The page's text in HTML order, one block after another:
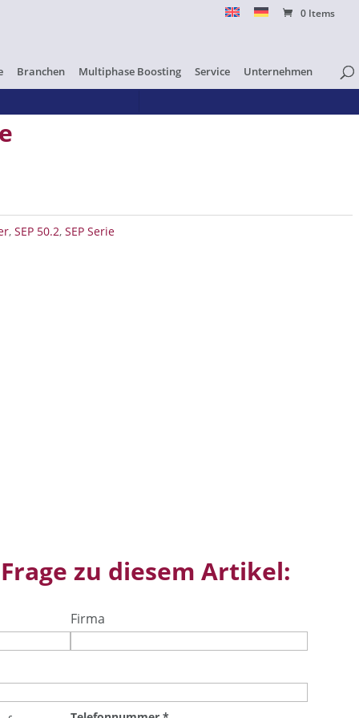
0 Items
Branchen Multiphase Boosting Service Unternehmen
,SEP 50.2,SEP Serie
zu diesem Artikel:
Firma